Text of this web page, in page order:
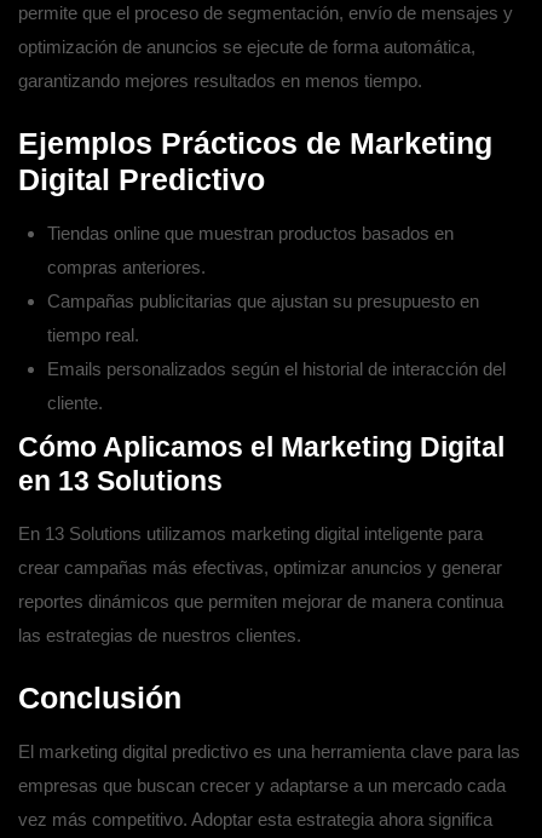
permite que el proceso de segmentación, envío de mensajes y
optimización de anuncios se ejecute de forma automática,
garantizando mejores resultados en menos tiempo.
Ejemplos Prácticos de Marketing
Digital Predictivo
Tiendas online que muestran productos basados en
compras anteriores.
Campañas publicitarias que ajustan su presupuesto en
tiempo real.
Emails personalizados según el historial de interacción del
cliente.
Cómo Aplicamos el Marketing Digital
en 13 Solutions
En 13 Solutions utilizamos marketing digital inteligente para
crear campañas más efectivas, optimizar anuncios y generar
reportes dinámicos que permiten mejorar de manera continua
las estrategias de nuestros clientes.
Conclusión
El marketing digital predictivo es una herramienta clave para las
empresas que buscan crecer y adaptarse a un mercado cada
vez más competitivo. Adoptar esta estrategia ahora significa